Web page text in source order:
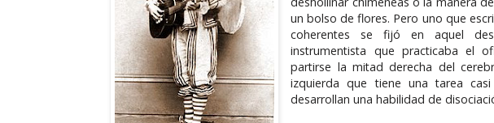
un bolso de flores. Pero uno que
coherentes se fijó en aquel
instrumentista que practicaba el
partirse la mitad derecha del
izquierda que tiene una tarea
desarrollan una habilidad de